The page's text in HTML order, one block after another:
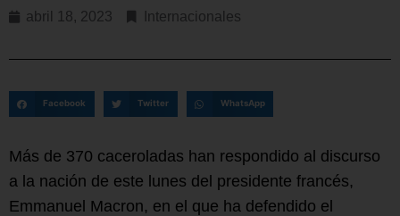
abril 18, 2023 Internacionales
Facebook Twitter WhatsApp
Más de 370 caceroladas han respondido al discurso
a la nación de este lunes del presidente francés,
Emmanuel Macron, en el que ha defendido el